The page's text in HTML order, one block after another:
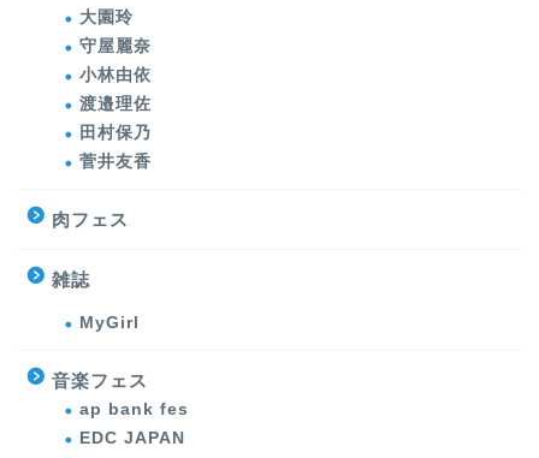
大園玲
守屋麗奈
小林由依
渡邉理佐
田村保乃
菅井友香
肉フェス
雑誌
MyGirl
音楽フェス
ap bank fes
EDC JAPAN